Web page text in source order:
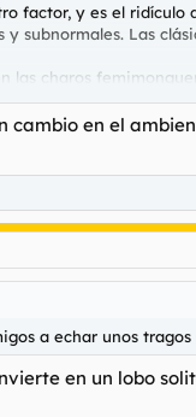
factor, y es el
subnormales. Las
las charos
haciendo desde
para descargar
en el
a echar unos tragos
en un lobo